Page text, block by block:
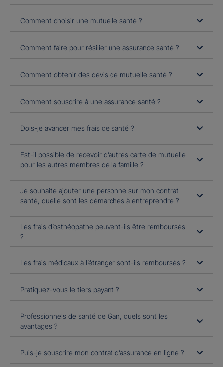
Comment choisir une mutuelle santé ?
Comment faire pour résilier une assurance santé ?
Comment obtenir des devis de mutuelle santé ?
Comment souscrire à une assurance santé ?
Dois-je avancer mes frais de santé ?
Est-il possible de recevoir d’autres carte de mutuelle
pour les autres membres de la famille ?
Je souhaite ajouter une personne sur mon contrat
santé, quelle sont les démarches à entreprendre ?
Les frais d’osthéopathe peuvent-ils être remboursés
?
Les frais médicaux à l’étranger sont-ils remboursés ?
Pratiquez-vous le tiers payant ?
Professionnels de santé de Gan, quels sont les
avantages ?
Puis-je souscrire mon contrat d’assurance en ligne ?